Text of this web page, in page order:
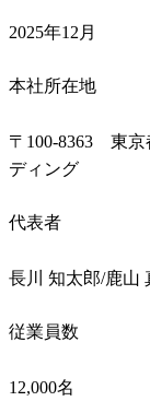
2025年12月
本社所在地
〒100-8363　東
ディング
代表者
長川 知太郎/鹿山
従業員数
12,000名